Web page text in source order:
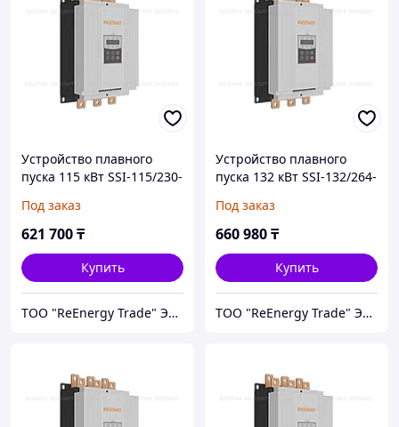
Устройство плавного
пуска 115 кВт SSI-115/230-
Под заказ
621 700₸
Купить
ТОО "ReEnergy Trade" Энергоэффективные технологии и оборудование
Устройство плавного
пуска 132 кВт SSI-132/264-
Под заказ
660 980₸
Купить
ТОО "ReEnergy Trade" Энергоэффективные технологии и оборудование